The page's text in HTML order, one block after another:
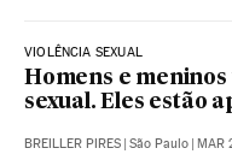
VIOLÊNCIA SEXUAL
Homens e
sexual. Eles estão
BREILLER PIRES | São Paulo | MAR